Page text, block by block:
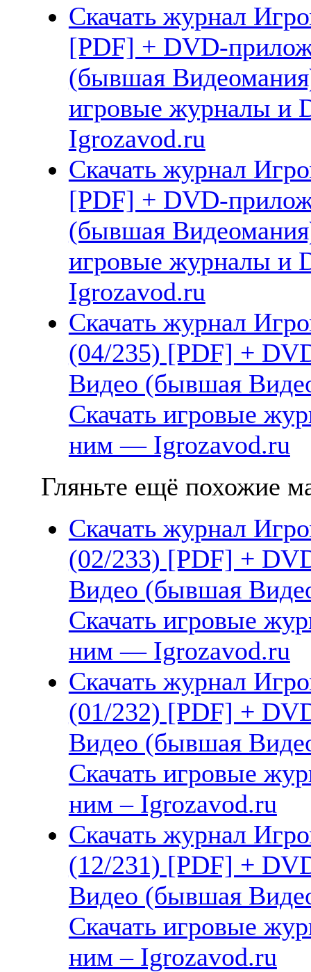
Скачать журнал
[PDF] + DVD-
(бывшая
игровые журналы и
Igrozavod.ru
Скачать журнал
[PDF] + DVD-
(бывшая
игровые журналы и
Igrozavod.ru
Скачать журнал
(04/235) [PDF] +
Видео (бывшая
Скачать игровые
ним — Igrozavod.ru
Гляньте ещё похожие
Скачать журнал
(02/233) [PDF] +
Видео (бывшая
Скачать игровые
ним — Igrozavod.ru
Скачать журнал
(01/232) [PDF] +
Видео (бывшая
Скачать игровые
ним – Igrozavod.ru
Скачать журнал
(12/231) [PDF] +
Видео (бывшая
Скачать игровые
ним – Igrozavod.ru